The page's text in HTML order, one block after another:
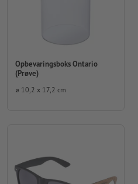
Opbevaringsboks Ontario
(Prøve)
⌀ 10,2 x 17,2 cm